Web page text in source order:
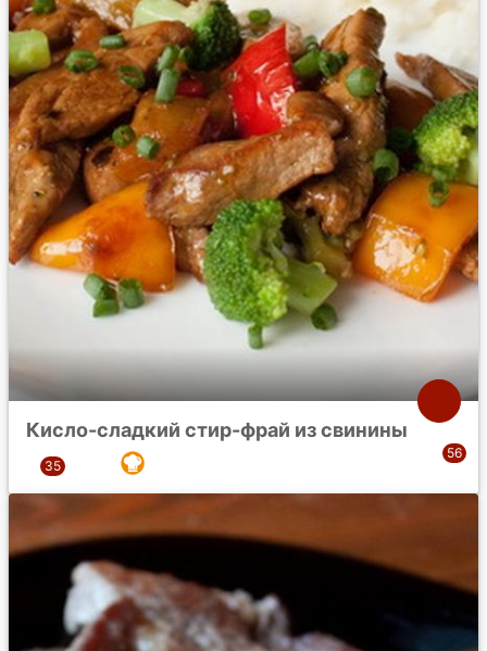
Кисло-сладкий стир-фрай из свинины